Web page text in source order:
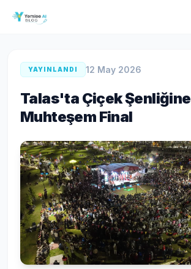
YAYINLANDI 12 May 2026
Talas'ta Çiçek Şenliğine
Muhteşem Final